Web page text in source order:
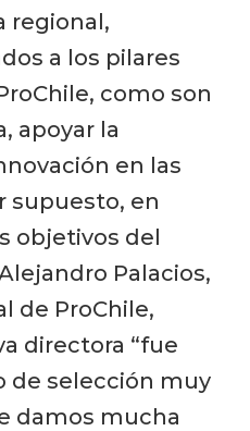
regional,
a los pilares
como son
apoyar la
en las
supuesto, en
objetivos del
Palacios,
de ProChile,
directora “fue
de selección muy
damos mucha